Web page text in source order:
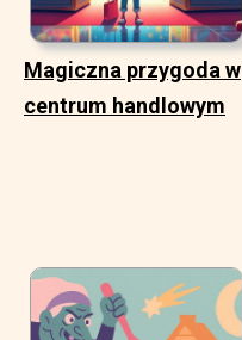
Magiczna przygoda w
centrum handlowym